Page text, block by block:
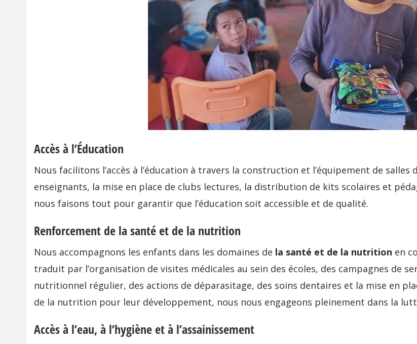
Accès à l’Éducation
Nous facilitons l’accès à l’éducation à travers la construction et l’équipement de
enseignants, la mise en place de clubs lectures, la distribution de kits scolaires et
nous faisons tout pour garantir que l’éducation soit accessible et de qualité.
Renforcement de la santé et de la nutrition
Nous accompagnons les enfants dans les domaines de la santé et de la nutrition en
traduit par l’organisation de visites médicales au sein des écoles, des campagnes de
nutritionnel régulier, des actions de déparasitage, des soins dentaires et la mise en
de la nutrition pour leur développement, nous nous engageons pleinement dans la
Accès à l’eau, à l’hygiène et à l’assainissement